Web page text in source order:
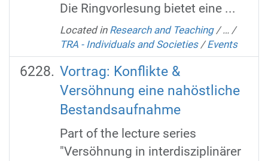
Die Ringvorlesung bietet eine ...
Located in Research and Teaching /… /
TRA - Individuals and Societies /Events
Vortrag: Konflikte &
Versöhnung eine nahöstliche
Bestandsaufnahme
Part of the lecture series
"Versöhnung in interdisziplinärer